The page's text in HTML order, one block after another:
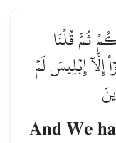
ثُمَّ قُلۡنَا
إِبۡلِيسَ لَمۡ
And We